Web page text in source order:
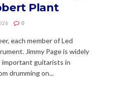
Plant
0
each member of Led
Jimmy Page is widely
important guitarists in
drumming on...